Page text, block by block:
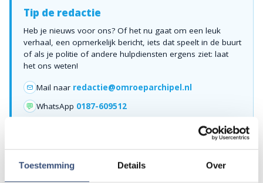
Toestemming Details Over
Tip de redactie
Heb je nieuws voor ons? Of het nu gaat om een leuk
verhaal, een opmerkelijk bericht, iets dat speelt in de buurt
of als je politie of andere hulpdiensten ergens ziet: laat
het ons weten!
Mail naar redactie@omroeparchipel.nl
💬 WhatsApp 0187-609512
Foutje gezien of twijfel over een advertentie?